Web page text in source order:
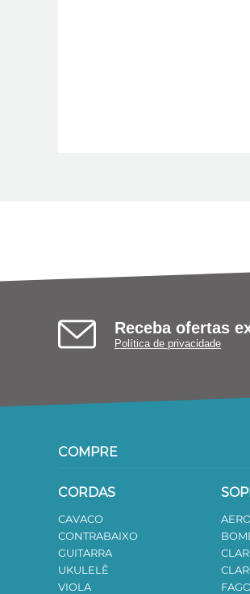
Receba ofertas
Política de privacidade
COMPRE
CORDAS
CAVACO
CONTRABAIXO
GUITARRA
UKULELÊ
VIOLA